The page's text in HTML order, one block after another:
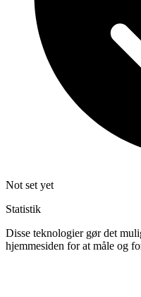
Not set yet
Statistik
Disse teknologier gør det
hjemmesiden for at måle og